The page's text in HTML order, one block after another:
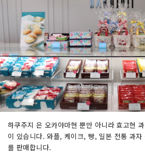
하쿠주지 은 오카야마현 뿐만 아니라 효고현
이 있습니다. 와플, 케이크, 빵, 일본 전통 과
를 판매합니다.